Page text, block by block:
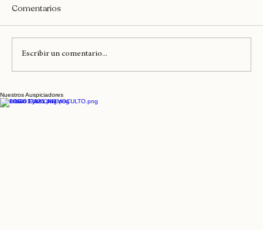
Nuestros Auspiciadores